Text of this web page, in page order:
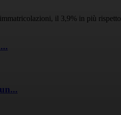
il 3,9% in più rispetto